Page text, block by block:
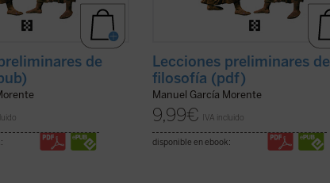
de
Lecciones preliminares de
filosofía (pdf)
Manuel García Morente
9,99€ IVA incluido
disponible en ebook: